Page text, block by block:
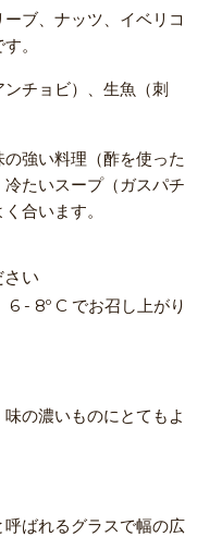
ブ、ナッツ、イベリコ
。
チョビ）、生魚（刺
強い料理（酢を使った
たいスープ（ガスパチ
合います。
い
6 - 8º C でお召し上がり
の濃いものにとてもよ
ばれるグラスで幅の広